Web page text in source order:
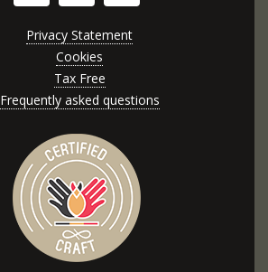
Privacy Statement
Cookies
Tax Free
Frequently asked questions